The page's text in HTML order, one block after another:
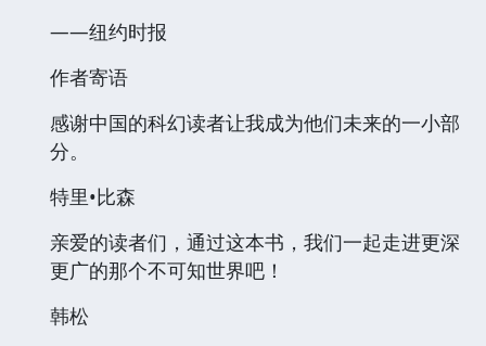
——纽约时报
作者寄语
感谢中国的科幻读者让我成为他们未来的一小部
分。
特里•比森
亲爱的读者们，通过这本书，我们一起走进更深
更广的那个不可知世界吧！
韩松